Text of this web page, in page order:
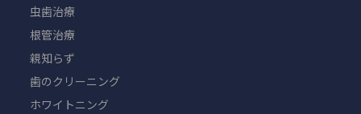
虫歯治療
根管治療
親知らず
歯のクリーニング
ホワイトニング